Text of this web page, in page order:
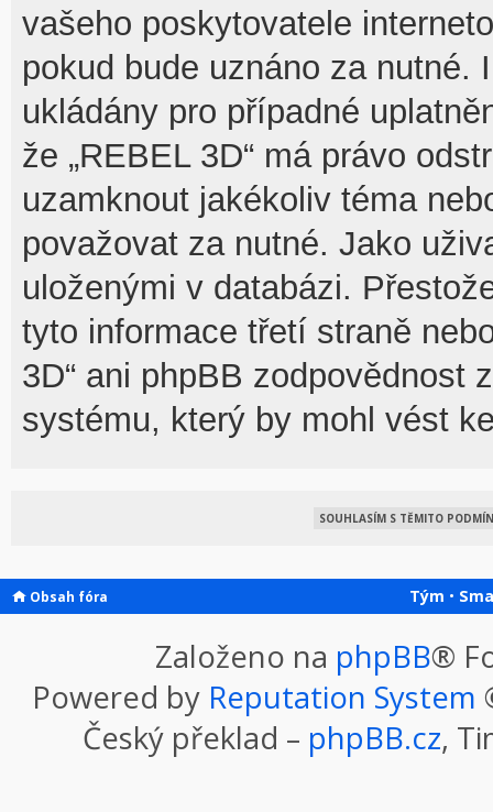
vašeho poskytovatele
pokud bude uznáno za nutné.
ukládány pro případné
že „REBEL 3D“ má právo
uzamknout jakékoliv téma
považovat za nutné. Jako
uloženými v databázi.
tyto informace třetí straně
3D“ ani phpBB zodpovědnost
systému, který by mohl vést
Obsah fóra Tým •
Založeno na phpBB®
Powered by Reputation System
Český překlad – phpBB.cz,